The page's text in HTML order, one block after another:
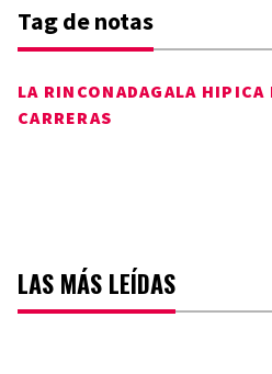
Tag de notas
LA RINCONADAGALA HIPICA
CARRERAS
LAS MÁS LEÍDAS